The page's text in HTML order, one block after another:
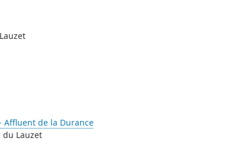
Affluent de la Durance
Lauzet